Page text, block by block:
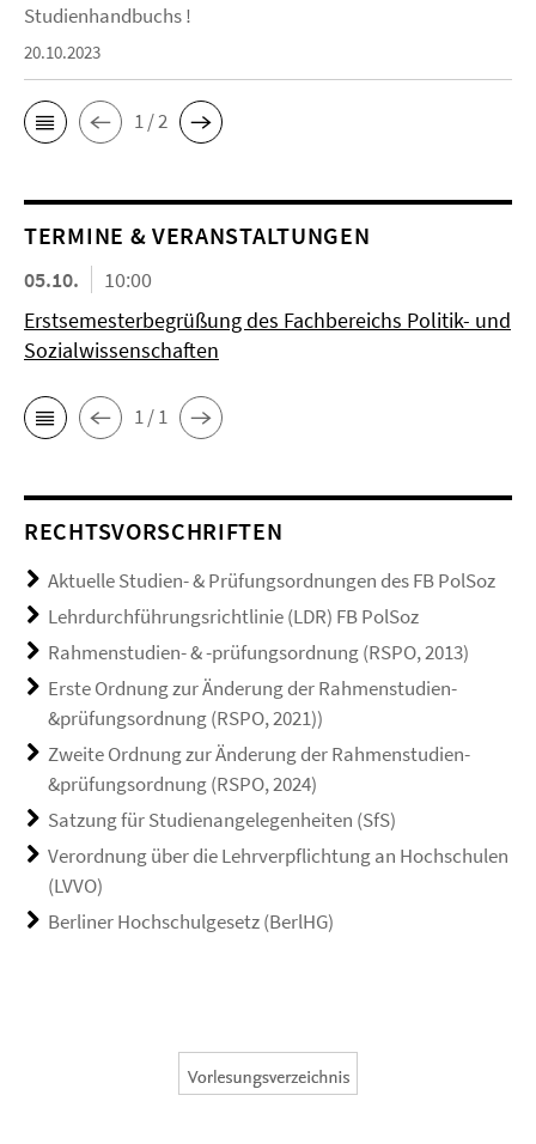
Studienhandbuchs !
20.10.2023
1 / 2
TERMINE & VERANSTALTUNGEN
05.10.
10:00
Erstsemesterbegrüßung des Fachbereichs Politik- und
Sozialwissenschaften
1 / 1
RECHTSVORSCHRIFTEN
Aktuelle Studien- & Prüfungsordnungen des FB PolSoz
Lehrdurchführungsrichtlinie (LDR) FB PolSoz
Rahmenstudien- & -prüfungsordnung (RSPO, 2013)
Erste Ordnung zur Änderung der Rahmenstudien-
&prüfungsordnung (RSPO, 2021))
Zweite Ordnung zur Änderung der Rahmenstudien-
&prüfungsordnung (RSPO, 2024)
Satzung für Studienangelegenheiten (SfS)
Verordnung über die Lehrverpflichtung an Hochschulen
(LVVO)
Berliner Hochschulgesetz (BerlHG)